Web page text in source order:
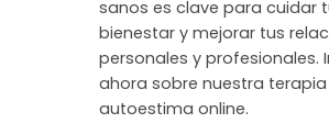
sanos es clave para cuidar
bienestar y mejorar tus
personales y profesionales.
ahora sobre nuestra
autoestima online.